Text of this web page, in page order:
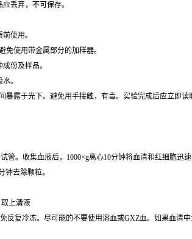
丢弃，不可保存。
使用。
使用带金属部分的加样器。
份及样品。
。
露于光下。避免用手接触，有毒。实验完成后应立即读
。收集血液后，1000×g离心10分钟将血清和红细胞迅速
钟去除颗粒。
上清液
反复冷冻。尽可能的不要使用溶血或GXZ血。如果血